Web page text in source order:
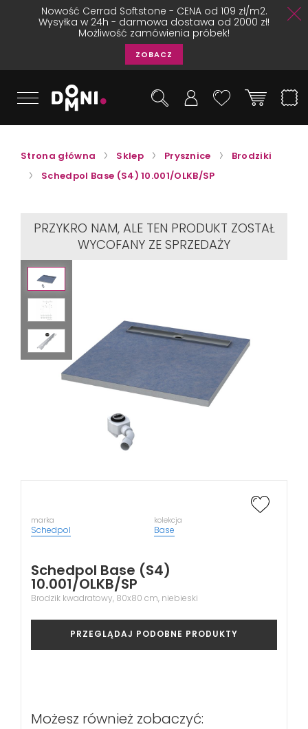
Nowość Cerrad Softstone - CENA od 109 zł/m2.
Wysyłka w 24h - darmowa dostawa od 2000 zł!
Możliwość zamówienia próbek!
ZOBACZ
Strona główna Sklep Prysznice
Brodziki
Schedpol Base (S4) 10.001/OLKB/SP
PRZYKRO NAM, ALE TEN PRODUKT ZOSTAŁ
WYCOFANY ZE SPRZEDAŻY
marka
Schedpol
kolekcja
Base
Schedpol Base (S4)
10.001/OLKB/SP
Brodzik kwadratowy, 80x80 cm, niebieski
PRZEGLĄDAJ PODOBNE PRODUKTY
Możesz również zobaczyć: